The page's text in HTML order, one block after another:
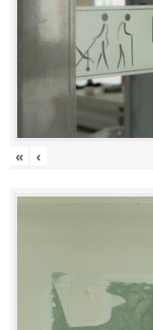
« ‹